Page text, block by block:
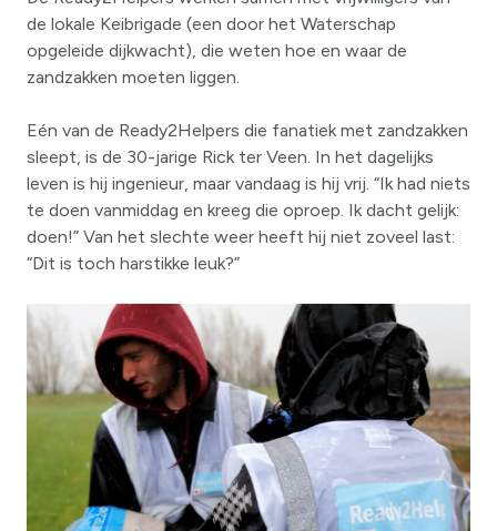
de lokale Keibrigade (een door het Waterschap
opgeleide dijkwacht), die weten hoe en waar de
zandzakken moeten liggen.
Eén van de Ready2Helpers die fanatiek met zandzakken
sleept, is de 30-jarige Rick ter Veen. In het dagelijks
leven is hij ingenieur, maar vandaag is hij vrij. “Ik had niets
te doen vanmiddag en kreeg die oproep. Ik dacht gelijk:
doen!” Van het slechte weer heeft hij niet zoveel last:
“Dit is toch harstikke leuk?”